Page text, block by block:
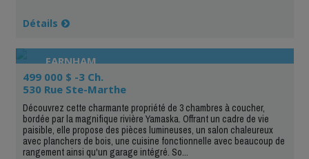
Détails
FARNHAM
499 000 $ -3 Ch.
530 Rue Ste-Marthe
Découvrez cette charmante propriété de 3 chambres à coucher,
bordée par la magnifique rivière Yamaska. Offrant un cadre de vie
paisible, elle propose des pièces lumineuses, un salon chaleureux
avec planchers de bois, une cuisine fonctionnelle avec beaucoup de
rangement ainsi qu'un garage intégré. So...